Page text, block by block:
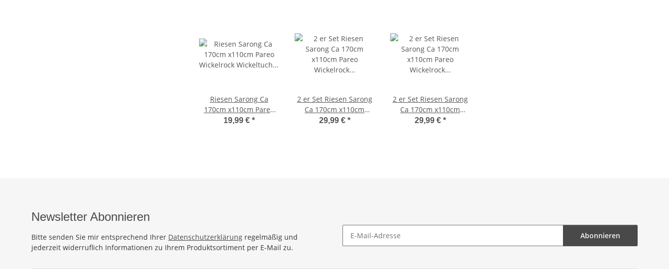
Riesen Sarong Ca
170cm x110cm Pareo
Wickelrock Wickeltuch
19,99 € *
2 er Set Riesen Sarong
Ca 170cm x110cm
Pareo Wickelrock
29,99 € *
2 er Set Riesen Sarong
Ca 170cm x110cm
Pareo Wickelrock
29,99 € *
Newsletter Abonnieren
Bitte senden Sie mir entsprechend Ihrer Datenschutzerklärung regelmäßig und
jederzeit widerruflich Informationen zu Ihrem Produktsortiment per E-Mail zu.
Abonnieren